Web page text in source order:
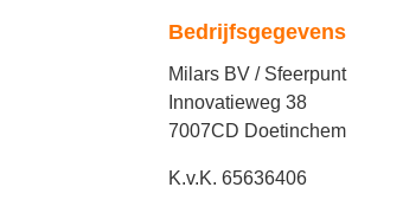
Bedrijfsgegevens
Milars BV / Sfeerpunt
Innovatieweg 38
7007CD Doetinchem
K.v.K. 65636406